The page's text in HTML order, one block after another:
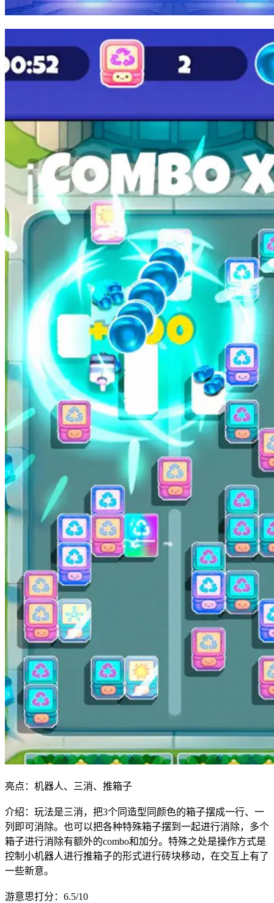
亮点：机器人、三消、推箱子
介绍：玩法是三消，把3个同造型同颜色的箱子摆成一行、一
列即可消除。也可以把各种特殊箱子摆到一起进行消除，多个
箱子进行消除有额外的combo和加分。特殊之处是操作方式是
控制小机器人进行推箱子的形式进行砖块移动，在交互上有了
一些新意。
游意思打分：6.5/10